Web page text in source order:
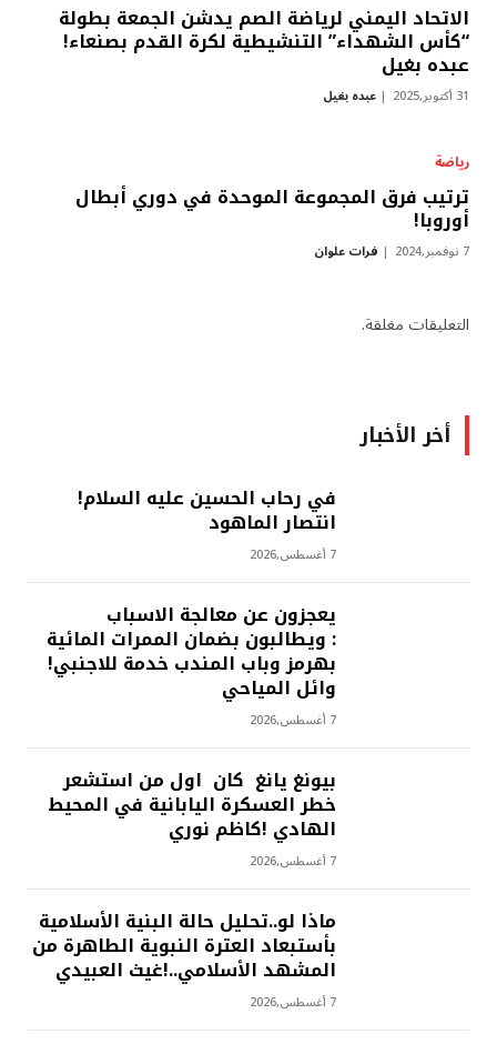
الاتحاد اليمني لرياضة الصم يدشن الجمعة بطولة
“كأس الشهداء” التنشيطية لكرة القدم بصنعاء!
عبده بغيل
31 أكتوبر,2025 عبده بغيل
رياضة
ترتيب فرق المجموعة الموحدة في دوري أبطال
أوروبا!
7 نوفمبر,2024 فرات علوان
التعليقات مغلقة.
أخر الأخبار
في رحاب الحسين عليه السلام!
انتصار الماهود
7 أغسطس,2026
يعجزون عن معالجة الاسباب
: ويطالبون بضمان الممرات المائية
بهرمز وباب المندب خدمة للاجنبي!
وائل المياحي
7 أغسطس,2026
بيونغ يانغ كان اول من استشعر
خطر العسكرة اليابانية في المحيط
الهادي !كاظم نوري
7 أغسطس,2026
ماذا لو..تحليل حالة البنية الأسلامية
بأستبعاد العترة النبوية الطاهرة من
المشهد الأسلامي..!غيث العبيدي
7 أغسطس,2026